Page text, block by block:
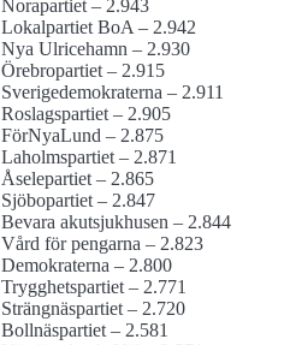
Norapartiet – 2.943
Lokalpartiet BoA – 2.942
Nya Ulricehamn – 2.930
Örebropartiet – 2.915
Sverige­demokraterna – 2.911
Roslagspartiet – 2.905
FörNyaLund – 2.875
Laholmspartiet – 2.871
Åselepartiet – 2.865
Sjöbopartiet – 2.847
Bevara akutsjukhusen – 2.844
Vård för pengarna – 2.823
Demokraterna – 2.800
Trygghetspartiet – 2.771
Strängnäspartiet – 2.720
Bollnäspartiet – 2.581